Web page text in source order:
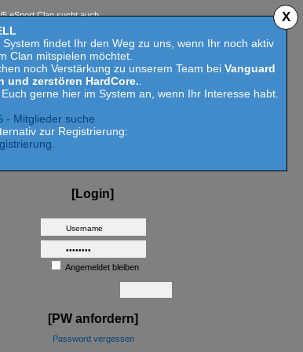
System findet Ihr den Weg zu uns, wenn Ihr noch aktiv
Clan mitspielen möchtet.
noch Verstärkung zu unserem Team bei Vanguard
und zerstören HardCore.
gerne hier im System an, wenn Ihr Interesse habt.
- Mitglieder suche
zur Registrierung:
X
Clan sucht auch 2023 Competition aktive Mitspieler für Call of Duty MW 2
[Login]
Angemeldet bleiben
[PW anfordern]
Password vergessen